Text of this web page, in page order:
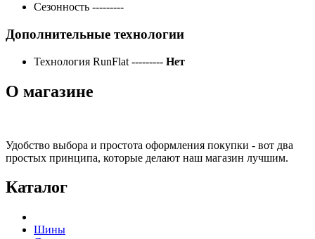
Сезонность ---------
Дополнительные технологии
Технология RunFlat --------- Нет
О магазине
Удобство выбора и простота оформления покупки - вот два
простых принципа, которые делают наш магазин лучшим.
Каталог
Шины